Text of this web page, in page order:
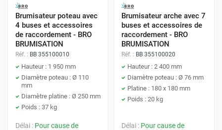
Brumisateur poteau avec
4 buses et accessoires
de raccordement - BRO
BRUMISATION
Réf. : BB 355100010
Hauteur : 1 950 mm
Diamètre poteau : Ø 110
mm
Diamètre platine : Ø 250 mm
Poids : 37 kg
Délai : Pour cause de
Brumisateur arche avec 7
buses et accessoires de
raccordement - BRO
BRUMISATION
Réf. : BB 355100020
Hauteur : 2 400 mm
Diamètre poteau : Ø 76 mm
Platine : 180 x 180 mm
Poids : 20 kg
Délai : Pour cause de